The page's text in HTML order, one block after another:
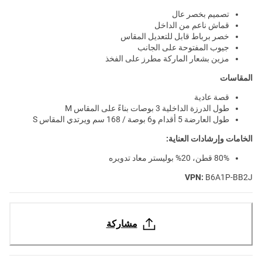
تصميم بخصر عال
قماش ناعم من الداخل
خصر برباط قابل للتعديل المقاس
جيوب المفتوحة على الجانب
مزين بشعار الماركة مطرز على الفخذ
المقاسات
قصة عادية
طول الدرزة الداخلية 3 بوصات بناءً على المقاس M
طول العارضة 5 أقدام و6 بوصة / 168 سم ويرتدي المقاس S
الخامات وإرشادات العناية:
80% قطن، 20% بوليستر معاد تدويره
VPN: B6A1P-BB2J
مشاركة